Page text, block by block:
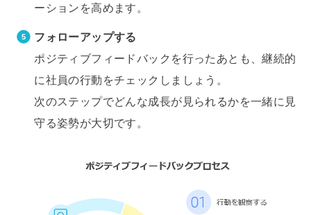
ーションを高めます。
フォローアップする
ポジティブフィードバックを行ったあとも、継続的
に社員の行動をチェックしましょう。
次のステップでどんな成長が見られるかを一緒に見
守る姿勢が大切です。